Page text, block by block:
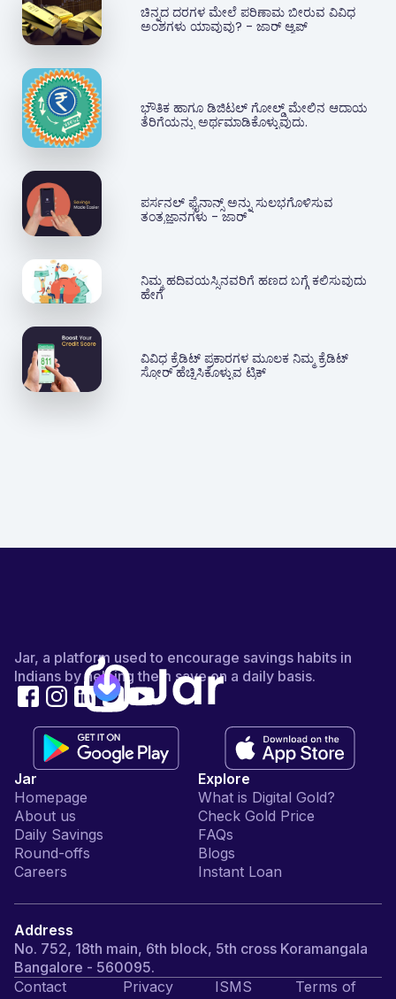
ಚಿನ್ನದ ದರಗಳ ಮೇಲೆ ಪರಿಣಾಮ ಬೀರುವ ವಿವಿಧ
ಅಂಶಗಳು ಯಾವುವು? - ಜಾರ್ ಆ್ಯಪ್‌
ಭೌತಿಕ ಹಾಗೂ ಡಿಜಿಟಲ್ ಗೋಲ್ಡ್ ಮೇಲಿನ ಆದಾಯ
ತೆರಿಗೆಯನ್ನು ಅರ್ಥಮಾಡಿಕೊಳ್ಳುವುದು.
ಪರ್ಸನಲ್ ಫೈನಾನ್ಸ್ ಅನ್ನು ಸುಲಭಗೊಳಿಸುವ
ತಂತ್ರಜ್ಞಾನಗಳು - ಜಾರ್
ನಿಮ್ಮ ಹದಿವಯಸ್ಸಿನವರಿಗೆ ಹಣದ ಬಗ್ಗೆ ಕಲಿಸುವುದು
ಹೇಗೆ
ವಿವಿಧ ಕ್ರೆಡಿಟ್ ಪ್ರಕಾರಗಳ ಮೂಲಕ ನಿಮ್ಮ ಕ್ರೆಡಿಟ್
ಸ್ಕೋರ್ ಹೆಚ್ಚಿಸಿಕೊಳ್ಳುವ ಟ್ರಿಕ್
Jar, a platform used to encourage savings habits in
Indians by helping them save on a daily basis.
Jar
Homepage
About us
Daily Savings
Round-offs
Careers
Explore
What is Digital Gold?
Check Gold Price
FAQs
Blogs
Instant Loan
Address
No. 752, 18th main, 6th block, 5th cross Koramangala
Bangalore - 560095.
Contact
Privacy
ISMS
Terms of